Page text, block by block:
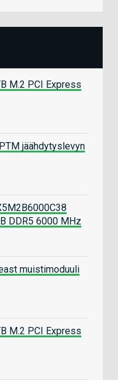
M.2 PCI Express
jäähdytyslevyn
DDR5 6000 MHz
muistimoduuli
M.2 PCI Express